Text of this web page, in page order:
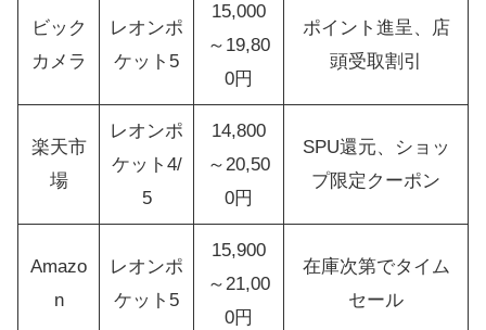
ビック
カメラ
レオンポ
ケット5
15,000
～19,80
0円
ポイント進呈、店
頭受取割引
楽天市
場
レオンポ
ケット4/
5
14,800
～20,50
0円
SPU還元、ショッ
プ限定クーポン
Amazo
n
レオンポ
ケット5
15,900
～21,00
0円
在庫次第でタイム
セール